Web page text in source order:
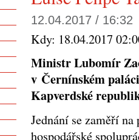
12.04.2017 / 16:32
Kdy: 18.04.2017
Ministr Lubomír
v Černínském
Kapverdské
Jednání se zaměří
hospodářské